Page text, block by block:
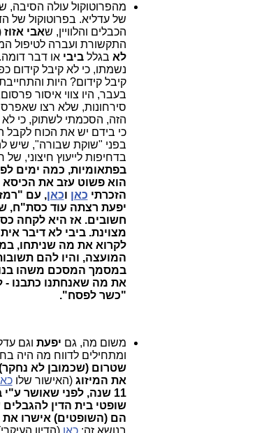
מהפרוטוקול עולה הסיבה,
של עדליא. בפרוטוקול של
הכבלים והלוויין, שאבי אזוז
התקשורת ועברה לטיפול
לא בגללביבי או דבר
נשמתו, כי לא קיבל קידום
קיבל קידום? היות
בעבר, היו צווי איסור
הזה, הסכמתי לשתוק, כי
כי בידם יש את הכוח לקבל
בפני "שוקת שבורה", שיש
בדחיפות לייעוץ חיצוני,
בפתאומיות, כמה ימים
הוא פשוט עזב את הכיסא
הזכרתי כאן וכאן, עם
יפעת רצתה עוד כסת"ח,
חשובים. אז היא לקחה
מצוינת. ביבי לא דיבר
לקרוא את מה שניתחו,
המועצה, והיו להם
במסמך המסכם משהו
את מה שאנחתנו כתבנו -
"כשר לפסח".
משום מה, גם יפעת
ומתחילים לדווח מה היה בחצי השני של שנות ה-90.
שטרום (שכמובן לא
את המיזוג (האישור שלו
שופטי בית הדין
הם (השופטים) אישרו את
בנושא זה:כאן(הדיון